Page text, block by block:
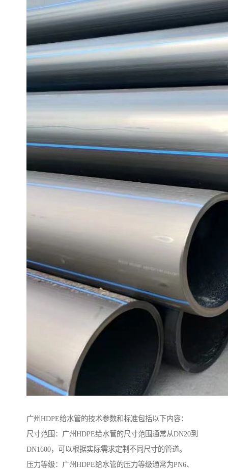
广州HDPE给水管的技术参数和标准包括以下内容：
尺寸范围：广州HDPE给水管的尺寸范围通常从DN20到
DN1600，可以根据实际需求定制不同尺寸的管道。
压力等级：广州HDPE给水管的压力等级通常为PN6、